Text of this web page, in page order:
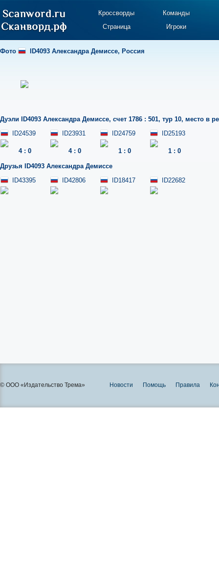
Кроссворды
Команды
Страница
Игроки
Фото ID4093 Александра Демиссе, Россия
Дуэли ID4093 Александра Демиссе, счет 1786 : 501, тур 10, место в
ID24539
4: 0
ID23931
4: 0
ID24759
1 : 0
ID25193
1 : 0
Друзья
ID4093 Александра Демиссе
ID43395
ID42806 ID18417 ID22682
© ООО «Издательство Трема» Новости Помощь Правила